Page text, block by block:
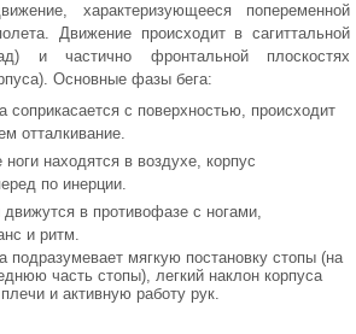
характеризующееся попеременной
Движение происходит в сагиттальной
и частично фронтальной плоскостях
Основные фазы бега:
соприкасается с поверхностью, происходит
отталкивание.
ноги находятся в воздухе, корпус
по инерции.
движутся в противофазе с ногами,
и ритм.
подразумевает мягкую постановку стопы (на
часть стопы), легкий наклон корпуса
и активную работу рук.